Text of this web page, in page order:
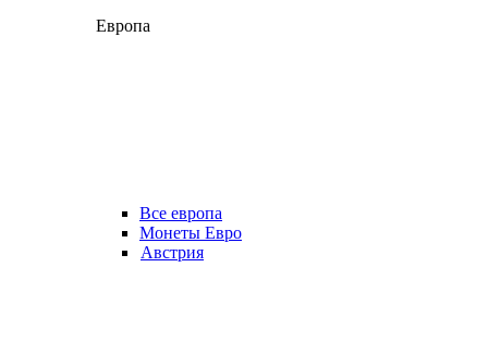
Европа
Все европа
Монеты Евро
Австрия